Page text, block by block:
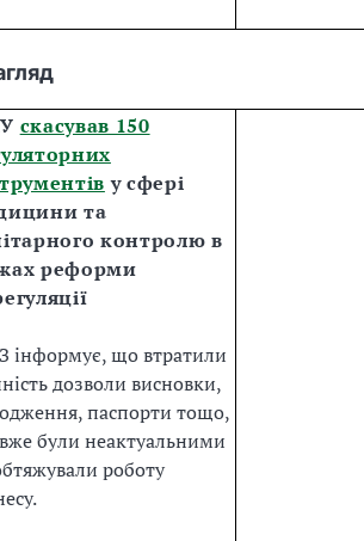
скасував 150
у сфері
та
контролю в
реформи
інформує, що втратили
дозволи висновки,
паспорти тощо,
були неактуальними
роботу